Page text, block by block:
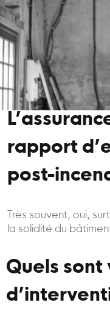
rapport
post-
Très souvent, oui,
la solidité du
Quels sont